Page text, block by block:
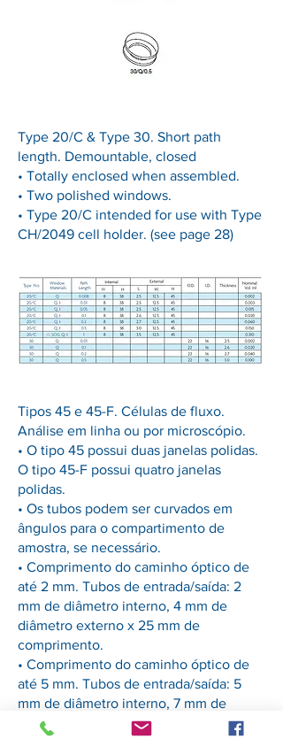
Type 20/C & Type 30. Short path
length. Demountable, closed
• Totally enclosed when assembled.
• Two polished windows.
• Type 20/C intended for use with Type
CH/2049 cell holder. (see page 28)
Tipos 45 e 45-F. Células de fluxo.
Análise em linha ou por microscópio.
• O tipo 45 possui duas janelas polidas.
O tipo 45-F possui quatro janelas
polidas.
• Os tubos podem ser curvados em
ângulos para o compartimento de
amostra, se necessário.
• Comprimento do caminho óptico de
até 2 mm. Tubos de entrada/saída: 2
mm de diâmetro interno, 4 mm de
diâmetro externo x 25 mm de
comprimento.
• Comprimento do caminho óptico de
até 5 mm. Tubos de entrada/saída: 5
mm de diâmetro interno, 7 mm de
diâmetro externo x 25 mm de